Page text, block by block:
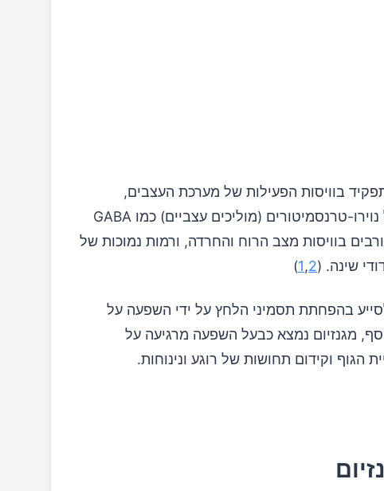
בוויסות הפעילות של מערכת העצבים,
במיוחד על ידי וויסות הפעילות של נוירו-טרנסמיטורים (מוליכים עצביים) כמו GABA
בוויסות מצב הרוח והחרדה, ורמות נמוכות של
שינה. (
1,2
)
בהפחתת תסמיני הלחץ על ידי השפעה על
מגנזיום נמצא כבעל השפעה מרגיעה על
הגוף וקידום תחושות של רוגע ונינוחות.